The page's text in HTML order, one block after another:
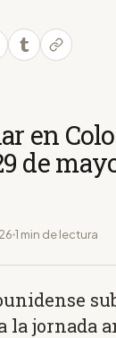
en
de
1 min de lectura
la jornada